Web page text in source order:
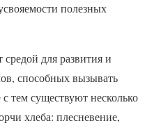
полезных
для развития и
способных вызывать
тем существуют несколько
хлеба: плесневение,